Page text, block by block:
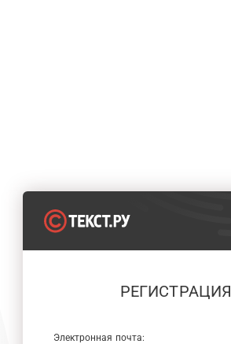
РЕГИСТРАЦИЯ
Электронная почта: